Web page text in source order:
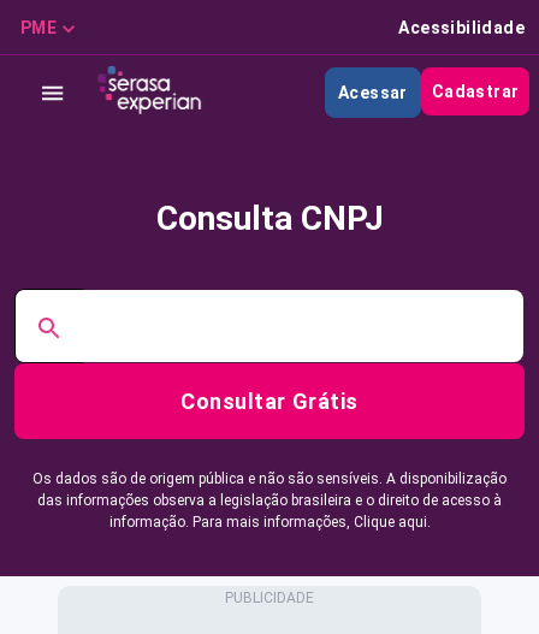
PME Acessibilidade
Acessar Cadastrar
Consulta CNPJ
Consultar Grátis
Os dados são de origem pública e não são sensíveis. A disponibilização
das informações observa a legislação brasileira e o direito de acesso à
informação. Para mais informações, Clique aqui.